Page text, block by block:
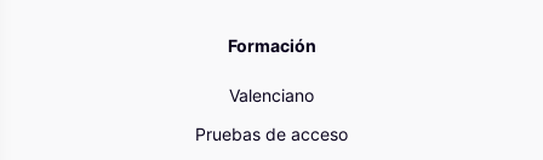
Formación
Valenciano
Pruebas de acceso